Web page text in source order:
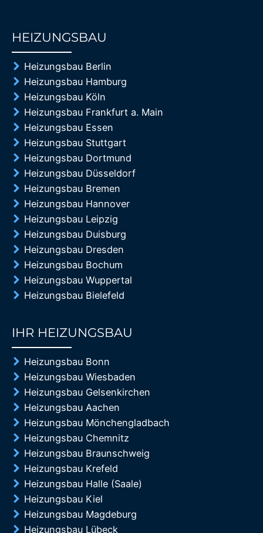
HEIZUNGSBAU
Heizungsbau Berlin
Heizungsbau Hamburg
Heizungsbau Köln
Heizungsbau Frankfurt a. Main
Heizungsbau Essen
Heizungsbau Stuttgart
Heizungsbau Dortmund
Heizungsbau Düsseldorf
Heizungsbau Bremen
Heizungsbau Hannover
Heizungsbau Leipzig
Heizungsbau Duisburg
Heizungsbau Dresden
Heizungsbau Bochum
Heizungsbau Wuppertal
Heizungsbau Bielefeld
IHR HEIZUNGSBAU
Heizungsbau Bonn
Heizungsbau Wiesbaden
Heizungsbau Gelsenkirchen
Heizungsbau Aachen
Heizungsbau Mönchengladbach
Heizungsbau Chemnitz
Heizungsbau Braunschweig
Heizungsbau Krefeld
Heizungsbau Halle (Saale)
Heizungsbau Kiel
Heizungsbau Magdeburg
Heizungsbau Lübeck